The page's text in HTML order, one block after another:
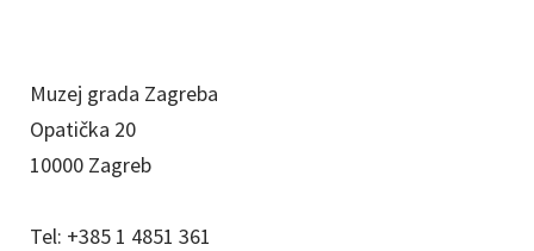
Muzej grada Zagreba
Opatička 20
10000 Zagreb
Tel: +385 1 4851 361